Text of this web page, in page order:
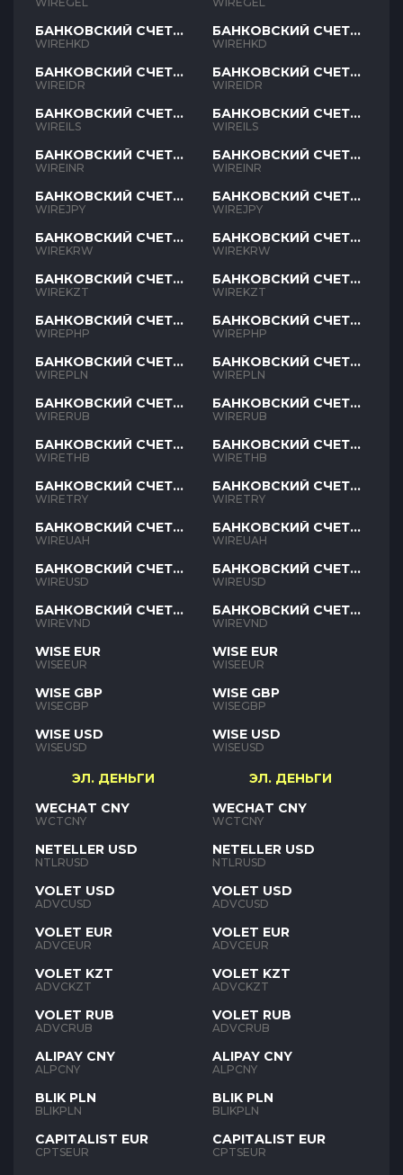
БАНКОВСКИЙ СЧЕТ
HKD
WIREHKD
БАНКОВСКИЙ СЧЕТ
IDR
WIREIDR
БАНКОВСКИЙ СЧЕТ
ILS
WIREILS
БАНКОВСКИЙ СЧЕТ
INR
WIREINR
БАНКОВСКИЙ СЧЕТ
JPY
WIREJPY
БАНКОВСКИЙ СЧЕТ
KRW
WIREKRW
БАНКОВСКИЙ СЧЕТ
KZT
WIREKZT
БАНКОВСКИЙ СЧЕТ
PHP
WIREPHP
БАНКОВСКИЙ СЧЕТ
PLN
WIREPLN
БАНКОВСКИЙ СЧЕТ
RUB
WIRERUB
БАНКОВСКИЙ СЧЕТ
THB
WIRETHB
БАНКОВСКИЙ СЧЕТ
TRY
WIRETRY
БАНКОВСКИЙ СЧЕТ
UAH
WIREUAH
БАНКОВСКИЙ СЧЕТ
USD
WIREUSD
БАНКОВСКИЙ СЧЕТ
VND
WIREVND
WISE EUR
WISEEUR
WISE GBP
WISEGBP
WISE USD
WISEUSD
ЭЛ. ДЕНЬГИ
WECHAT CNY
WCTCNY
NETELLER USD
NTLRUSD
VOLET USD
ADVCUSD
VOLET EUR
ADVCEUR
VOLET KZT
ADVCKZT
VOLET RUB
ADVCRUB
ALIPAY CNY
ALPCNY
BLIK PLN
BLIKPLN
CAPITALIST EUR
CPTSEUR
БАНКОВСКИЙ СЧЕТ
HKD
WIREHKD
БАНКОВСКИЙ СЧЕТ
IDR
WIREIDR
БАНКОВСКИЙ СЧЕТ
ILS
WIREILS
БАНКОВСКИЙ СЧЕТ
INR
WIREINR
БАНКОВСКИЙ СЧЕТ
JPY
WIREJPY
БАНКОВСКИЙ СЧЕТ
KRW
WIREKRW
БАНКОВСКИЙ СЧЕТ
KZT
WIREKZT
БАНКОВСКИЙ СЧЕТ
PHP
WIREPHP
БАНКОВСКИЙ СЧЕТ
PLN
WIREPLN
БАНКОВСКИЙ СЧЕТ
RUB
WIRERUB
БАНКОВСКИЙ СЧЕТ
THB
WIRETHB
БАНКОВСКИЙ СЧЕТ
TRY
WIRETRY
БАНКОВСКИЙ СЧЕТ
UAH
WIREUAH
БАНКОВСКИЙ СЧЕТ
USD
WIREUSD
БАНКОВСКИЙ СЧЕТ
VND
WIREVND
WISE EUR
WISEEUR
WISE GBP
WISEGBP
WISE USD
WISEUSD
ЭЛ. ДЕНЬГИ
WECHAT CNY
WCTCNY
NETELLER USD
NTLRUSD
VOLET USD
ADVCUSD
VOLET EUR
ADVCEUR
VOLET KZT
ADVCKZT
VOLET RUB
ADVCRUB
ALIPAY CNY
ALPCNY
BLIK PLN
BLIKPLN
CAPITALIST EUR
CPTSEUR